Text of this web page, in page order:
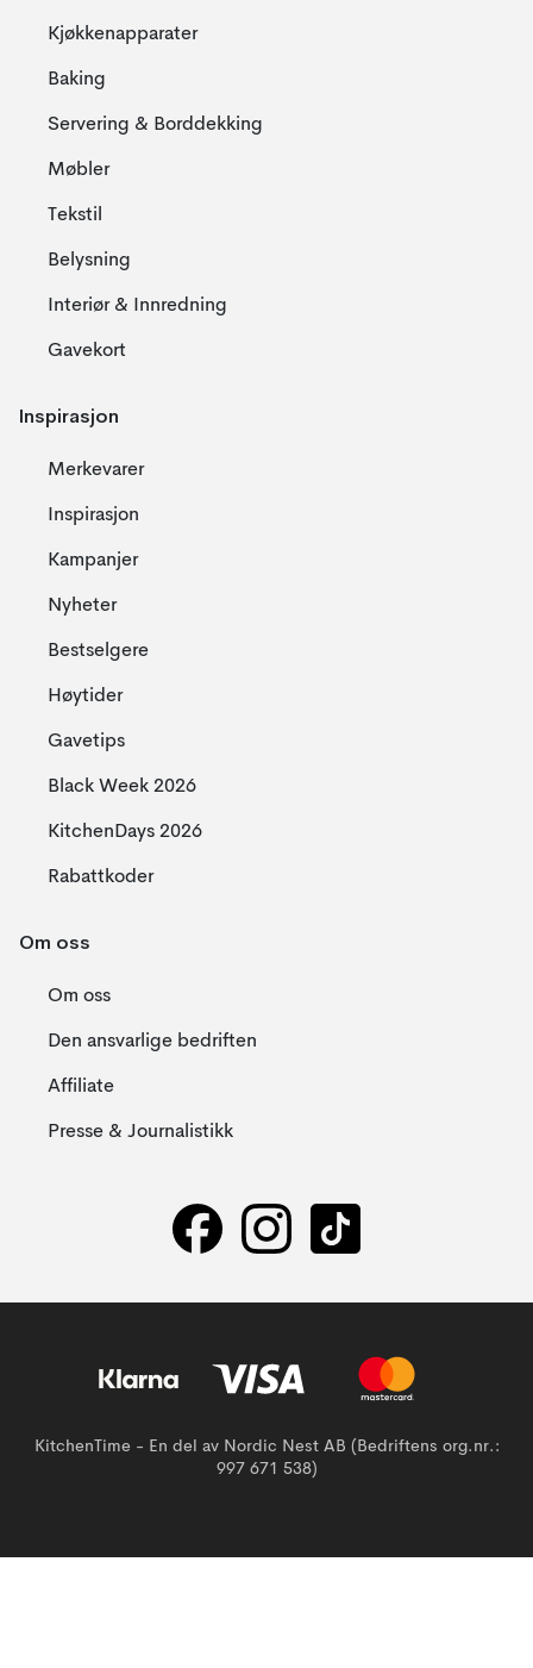
Kjøkkenapparater
Baking
Servering & Borddekking
Møbler
Tekstil
Belysning
Interiør & Innredning
Gavekort
Inspirasjon
Merkevarer
Inspirasjon
Kampanjer
Nyheter
Bestselgere
Høytider
Gavetips
Black Week 2026
KitchenDays 2026
Rabattkoder
Om oss
Om oss
Den ansvarlige bedriften
Affiliate
Presse & Journalistikk
KitchenTime - En del av Nordic Nest AB (Bedriftens org.nr.:
997 671 538)